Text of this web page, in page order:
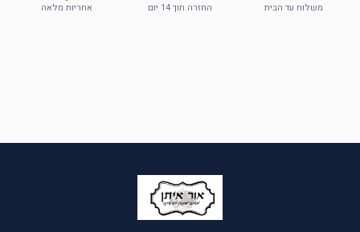
משלוח עד הבית החזרה תוך 14 יום אחריות מלאה